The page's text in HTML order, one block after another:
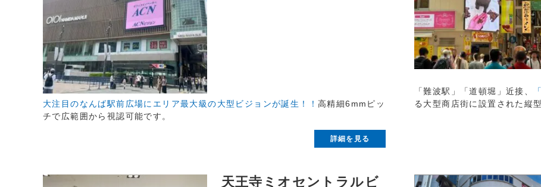
大注目のなんば駅前広場にエリア最大級の大型ビジョンが誕生！！ 高精細6mmピッ
チで広範囲から視認可能です。
詳細を見る
「難波駅」「道頓堀」近接、
る大型商店街に設置された縦
天王寺ミオセントラルビ